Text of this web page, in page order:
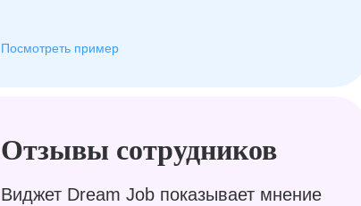
Отзывы сотрудников
Виджет Dream Job показывает мнение
Посмотреть пример